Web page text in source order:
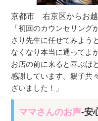
京都市 右京区からお
「初回のカウンセリン
さり先生に任せてみよう
なくなり本当に通ってよ
お店の前に来ると喜ぶほ
感謝しています。親子共
ざいました！」
ママさんのお声-安